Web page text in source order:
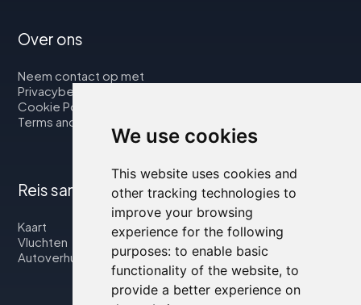
We use cookies
This website uses cookies and
other tracking technologies to
improve your browsing
experience for the following
purposes: to enable basic
functionality of the website, to
provide a better experience on
Over ons
Neem contact op met
Privacybeleid
Cookie Policy
Terms and Conditions
Reis samen met ons
Kaart
Vluchten
Autoverhuur